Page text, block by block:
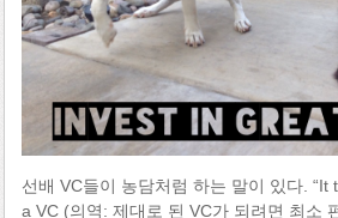
선배 VC들이 농담처럼 하는 말이 있다.
a VC (의역: 제대로 된 VC가 되려면 최소